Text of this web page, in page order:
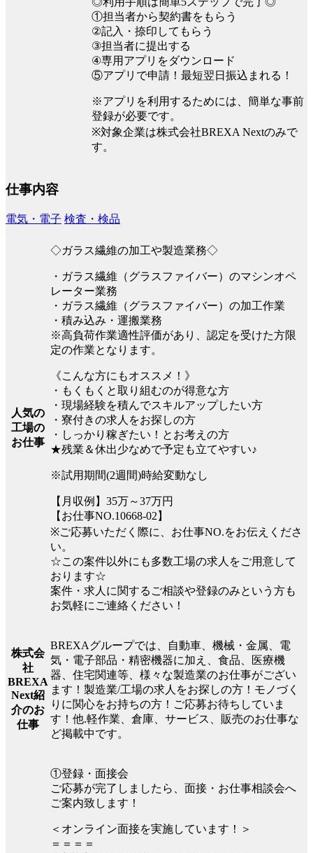
①担当者から契約書をもらう
②記入・捺印してもらう
③担当者に提出する
④専用アプリをダウンロード
⑤アプリで申請！最短翌日振込まれる！
※アプリを利用するためには、簡単な事前
登録が必要です。
※対象企業は株式会社BREXA Nextのみで
す。
仕事内容
電気・電子 検査・検品
人気の
工場の
お仕事
◇ガラス繊維の加工や製造業務◇
・ガラス繊維（グラスファイバー）のマシンオペ
レーター業務
・ガラス繊維（グラスファイバー）の加工作業
・積み込み・運搬業務
※高負荷作業適性評価があり、認定を受けた方限
定の作業となります。
《こんな方にもオススメ！》
・もくもくと取り組むのが得意な方
・現場経験を積んでスキルアップしたい方
・寮付きの求人をお探しの方
・しっかり稼ぎたい！とお考えの方
★残業＆休出少なめで予定も立てやすい♪
※試用期間(2週間)時給変動なし
【月収例】35万～37万円
【お仕事NO.10668-02】
※ご応募いただく際に、お仕事NO.をお伝えくださ
い。
☆この案件以外にも多数工場の求人をご用意して
おります☆
案件・求人に関するご相談や登録のみという方も
お気軽にご連絡ください！
株式会
社
BREXA
Next紹
介のお
仕事
BREXAグループでは、自動車、機械・金属、電
気・電子部品・精密機器に加え、食品、医療機
器、住宅関連等、様々な製造業のお仕事がござい
ます！製造業/工場の求人をお探しの方！モノづく
りに関心をお持ちの方！ご応募お待ちしていま
す！他.軽作業、倉庫、サービス、販売のお仕事な
ど掲載中です。
①登録・面接会
ご応募が完了しましたら、面接・お仕事相談会へ
ご案内致します！
＜オンライン面接を実施しています！＞
＝＝＝＝